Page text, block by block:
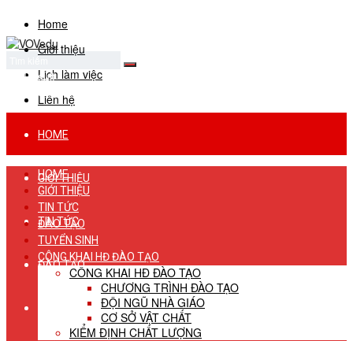
Home
Giới thiệu
Lịch làm việc
Liên hệ
No Result
View All Result
HOME
GIỚI THIỆU
TIN TỨC
ĐÀO TẠO
TUYỂN SINH
HOME
GIỚI THIỆU
TIN TỨC
ĐÀO TẠO
TUYỂN SINH
CÔNG KHAI HĐ ĐÀO TẠO
CÔNG KHAI HĐ ĐÀO TẠO
CHƯƠNG TRÌNH ĐÀO TẠO
ĐỘI NGŨ NHÀ GIÁO
CƠ SỞ VẬT CHẤT
KIỂM ĐỊNH CHẤT LƯỢNG